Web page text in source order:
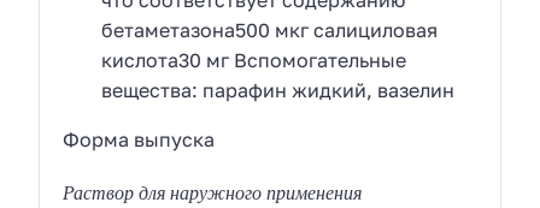
бетаметазона500 мкг салициловая
кислота30 мг Вспомогательные
вещества: парафин жидкий, вазелин
Форма выпуска
Раствор для наружного применения